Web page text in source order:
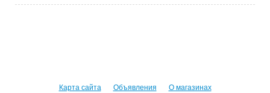
Карта сайта Объявления О магазинах